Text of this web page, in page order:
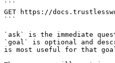
```
GET https://
```
`ask` is the immediate
`goal` is optional and
is most useful for that